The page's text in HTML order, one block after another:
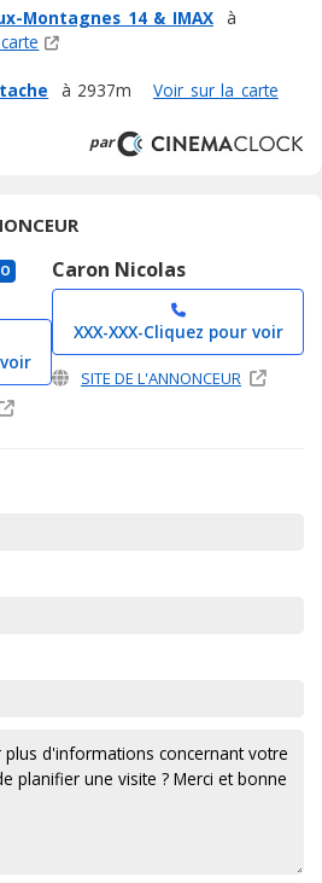
Montagnes 14 & IMAX à
à 2937m Voir sur la carte
par
Caron Nicolas
XXX-XXX-Cliquez pour voir
SITE DE L'ANNONCEUR